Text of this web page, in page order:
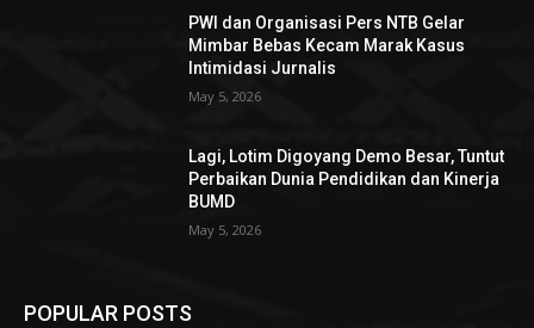
PWI dan Organisasi Pers NTB Gelar
Mimbar Bebas Kecam Marak Kasus
Intimidasi Jurnalis
May 5, 2026
Lagi, Lotim Digoyang Demo Besar, Tuntut
Perbaikan Dunia Pendidikan dan Kinerja
BUMD
May 5, 2026
POPULAR POSTS